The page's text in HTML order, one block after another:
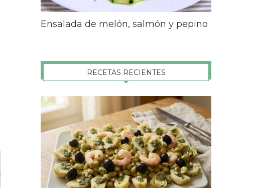
Ensalada de melón, salmón y pepino
RECETAS RECIENTES